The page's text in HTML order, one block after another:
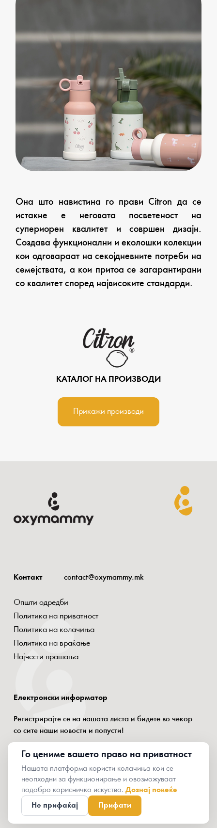
Она што навистина го прави Citron да се
истакне е неговата посветеност на
супериорен квалитет и совршен дизајн.
Создава функционални и еколошки колекции
кои одговараат на секојдневните потреби на
семејствата, а кои притоа се загарантирани
со квалитет според највисоките стандарди.
КАТАЛОГ НА ПРОИЗВОДИ
Прикажи производи
Контакт contact@oxymammy.mk
Општи одредби
Политика на приватност
Политика на колачиња
Политика на враќање
Најчести прашања
Електронски информатор
Регистрирајте се на нашата листа и бидете во чекор
со сите наши новости и попусти!
© 2024 Oxymammy
Го цениме вашето право на приватност
Нашата платформа користи колачиња кои се
неопходни за функционирање и овозможуваат
подобро корисничко искуство. Дознај повеќе
Не прифаќај
Прифати